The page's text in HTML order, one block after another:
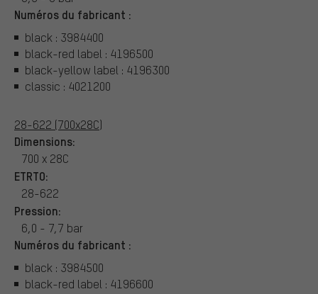
Numéros du fabricant :
black : 3984400
black-red label : 4196500
black-yellow label : 4196300
classic : 4021200
28-622 (700x28C)
Dimensions:
700 x 28C
ETRTO:
28-622
Pression:
6,0 - 7,7 bar
Numéros du fabricant :
black : 3984500
black-red label : 4196600